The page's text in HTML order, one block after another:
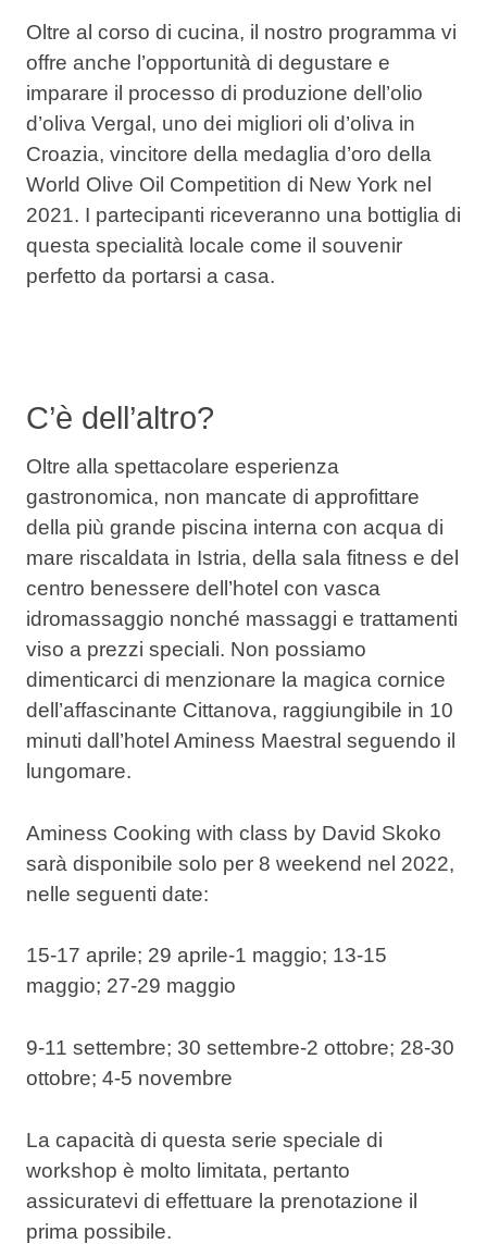
Oltre al corso di cucina, il nostro programma vi
offre anche l’opportunità di degustare e
imparare il processo di produzione dell’olio
d’oliva Vergal, uno dei migliori oli d’oliva in
Croazia, vincitore della medaglia d’oro della
World Olive Oil Competition di New York nel
2021. I partecipanti riceveranno una bottiglia di
questa specialità locale come il souvenir
perfetto da portarsi a casa.
C’è dell’altro?
Oltre alla spettacolare esperienza
gastronomica, non mancate di approfittare
della più grande piscina interna con acqua di
mare riscaldata in Istria, della sala fitness e del
centro benessere dell’hotel con vasca
idromassaggio nonché massaggi e trattamenti
viso a prezzi speciali. Non possiamo
dimenticarci di menzionare la magica cornice
dell’affascinante Cittanova, raggiungibile in 10
minuti dall’hotel Aminess Maestral seguendo il
lungomare.
Aminess Cooking with class by David Skoko
sarà disponibile solo per 8 weekend nel 2022,
nelle seguenti date:
15-17 aprile; 29 aprile-1 maggio; 13-15
maggio; 27-29 maggio
9-11 settembre; 30 settembre-2 ottobre; 28-30
ottobre; 4-5 novembre
La capacità di questa serie speciale di
workshop è molto limitata, pertanto
assicuratevi di effettuare la prenotazione il
prima possibile.